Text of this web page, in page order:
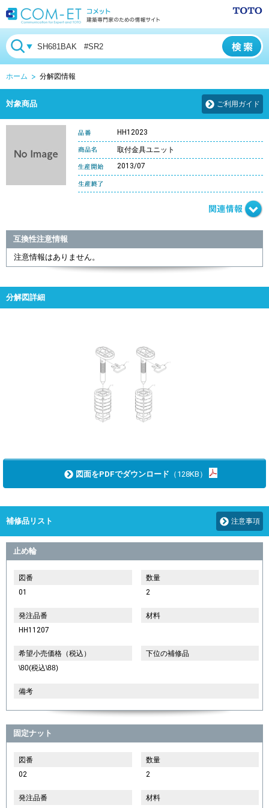
ホーム 分解図情報
対象商品 ご利用ガイド
HH12023
取付金具ユニット
2013/07
互換性注意情報
注意情報はありません。
分解図詳細
図面をPDFでダウンロード （128KB）
補修品リスト 注意事項
止め輪
図番
01
数量
2
発注品番
HH11207
材料
希望小売価格（税込）
\80(税込\88)
下位の補修品
備考
固定ナット
図番
02
数量
2
発注品番
材料